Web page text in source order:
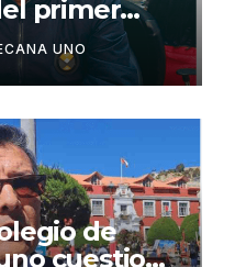
primer
de Keiko
UNO
de
cuestiona